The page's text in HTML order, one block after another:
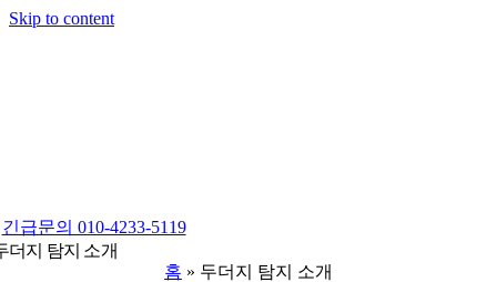
Skip to content
긴급문의 010-4233-5119
더지 탐지 소개
홈 » 두더지 탐지 소개